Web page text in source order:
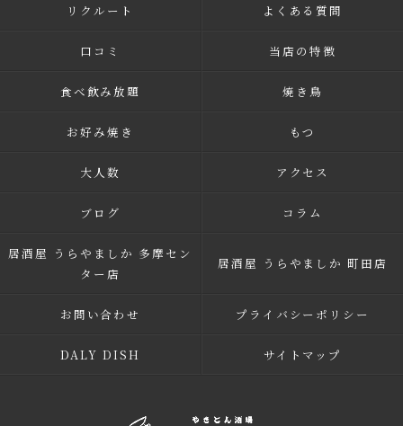
リクルート よくある質問
口コミ 当店の特徴
食べ飲み放題 焼き鳥
お好み焼き もつ
大人数 アクセス
ブログ コラム
居酒屋 うらやましか 多摩セン
ター店
居酒屋 うらやましか 町田店
お問い合わせ プライバシーポリシー
DALY DISH サイトマップ